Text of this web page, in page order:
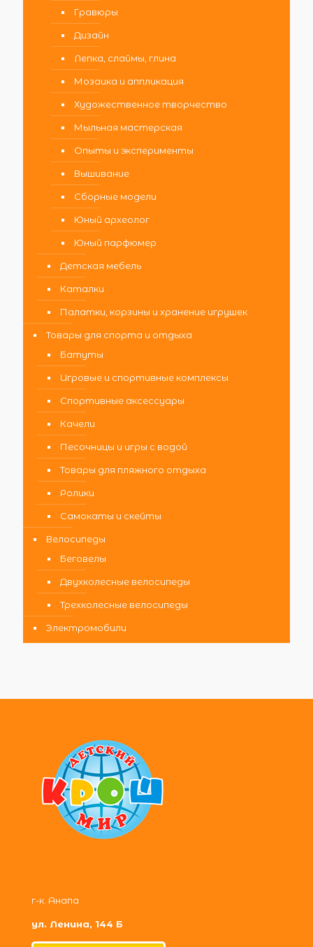
Гравюры
Дизайн
Лепка, слаймы, глина
Мозаика и аппликация
Художественное творчество
Мыльная мастерская
Опыты и эксперименты
Вышивание
Сборные модели
Юный археолог
Юный парфюмер
Детская мебель
Каталки
Палатки, корзины и хранение игрушек
Товары для спорта и отдыха
Батуты
Игровые и спортивные комплексы
Спортивные аксессуары
Качели
Песочницы и игры с водой
Товары для пляжного отдыха
Ролики
Самокаты и скейты
Велосипеды
Беговелы
Двухколесные велосипеды
Трехколесные велосипеды
Электромобили
г-к. Анапа
ул. Ленина, 144 Б